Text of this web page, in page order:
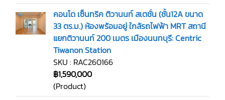
คอนโด เซ็นทริค ติวานนท์ สเตชั่น (ชั้น12A ขนาด
33 ตร.ม.) ห้องพร้อมอยู่ ใกล้รถไฟฟ้า MRT สถานี
แยกติวานนท์ 200 เมตร เมืองนนทบุรี: Centric
Tiwanon Station
SKU : RAC260166
฿1,590,000
(Product)